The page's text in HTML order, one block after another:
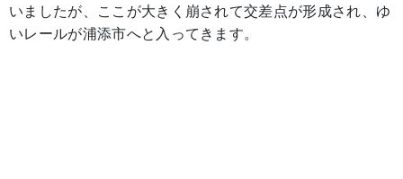
いましたが、ここが大きく崩されて交差点が形成され、ゆ
いレールが浦添市へと入ってきます。